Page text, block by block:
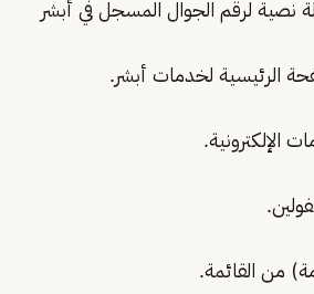
نصية لرقم الجوال المسجل في أبشر
الرئيسية لخدمات أبشر.
الإلكترونية.
من القائمة.